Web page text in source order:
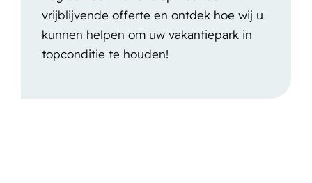
vrijblijvende offerte en ontdek hoe wij u
kunnen helpen om uw vakantiepark in
topconditie te houden!